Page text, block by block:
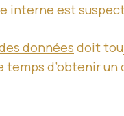
interne est
données doit
temps d’obtenir